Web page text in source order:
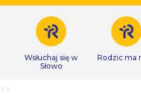
Wsłuchaj się w
Słowo
Rodzic ma